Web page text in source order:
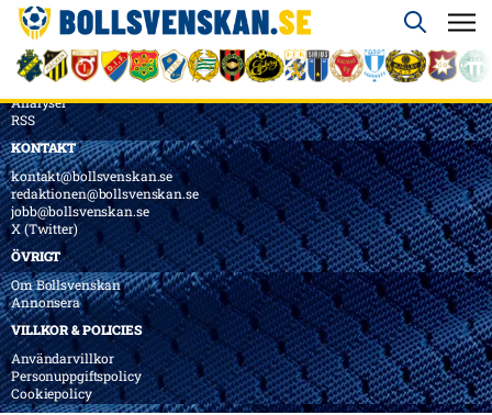
ÖVERSIKT
Nyheter & Reportage
Spelarbetyg
Analyser
RSS
KONTAKT
kontakt@bollsvenskan.se
redaktionen@bollsvenskan.se
jobb@bollsvenskan.se
X (Twitter)
ÖVRIGT
Om Bollsvenskan
Annonsera
VILLKOR & POLICIES
Användarvillkor
Personuppgiftspolicy
Cookiepolicy